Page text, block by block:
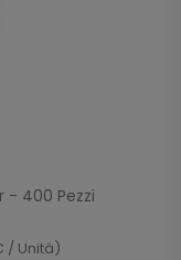
- 400 Pezzi
/ Unità)